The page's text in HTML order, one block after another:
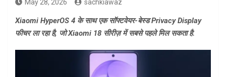
May 28, 2026 sachkiawaz
Xiaomi HyperOS 4 के साथ एक सॉफ्टवेयर-बेस्ड Privacy Display
फीचर ला रहा है, जो Xiaomi 18 सीरीज़ में सबसे पहले मिल सकता है.